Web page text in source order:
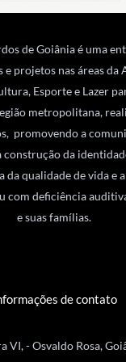
de Goiânia é uma
e projetos nas áreas da
Esporte e Lazer
metropolitana,
promovendo a
da
da qualidade de vida e
com deficiência
e suas famílias.
de contato
VI, - Osvaldo Rosa,